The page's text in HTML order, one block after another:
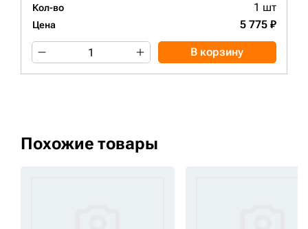
Кол-во 1 шт
Цена 5 775 ₽
В корзину
Похожие товары